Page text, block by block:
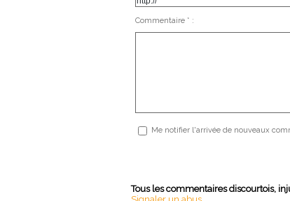
Commentaire * :
Me notifier l'arrivée de nouveaux
Tous les commentaires discourtois,